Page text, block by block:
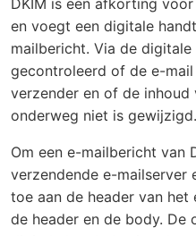
en voegt een digitale
mailbericht. Via de
gecontroleerd of de e-
verzender en of de
onderweg niet is gewijzigd.
Om een e-mailbericht van
verzendende e-mailserver
toe aan de header van
de header en de body. De